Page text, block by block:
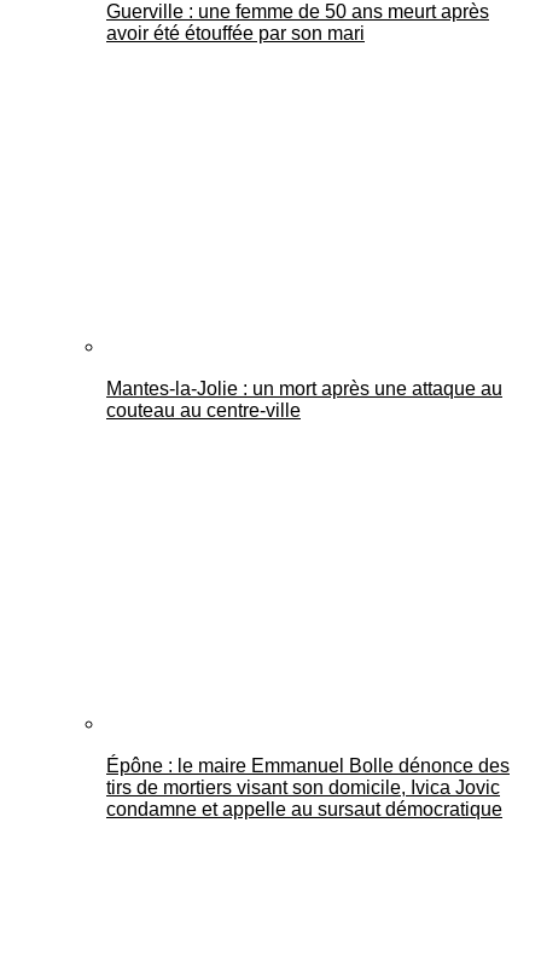
Guerville : une femme de 50 ans meurt après
avoir été étouffée par son mari
Mantes-la-Jolie : un mort après une attaque au
couteau au centre-ville
Épône : le maire Emmanuel Bolle dénonce des
tirs de mortiers visant son domicile, Ivica Jovic
condamne et appelle au sursaut démocratique